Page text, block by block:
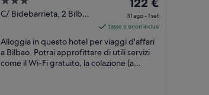
out
5
C/ Bidebarrieta, 2 Bilbao
prezzo
è
122 €
a
notte
31 ago - 1 set
tasse e oneri inclusi
Alloggia in questo hotel per viaggi d'affari
a Bilbao. Potrai approfittare di utili servizi
come il Wi-Fi gratuito, la colazione (a